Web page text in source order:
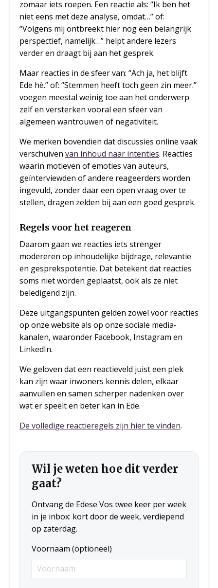
zomaar iets roepen. Een reactie als: “Ik ben het
niet eens met deze analyse, omdat…” of:
“Volgens mij ontbreekt hier nog een belangrijk
perspectief, namelijk…” helpt andere lezers
verder en draagt bij aan het gesprek.
Maar reacties in de sfeer van: “Ach ja, het blijft
Ede hè.” of: “Stemmen heeft toch geen zin meer.”
voegen meestal weinig toe aan het onderwerp
zelf en versterken vooral een sfeer van
algemeen wantrouwen of negativiteit.
We merken bovendien dat discussies online vaak
verschuiven van inhoud naar intenties. Reacties
waarin motieven of emoties van auteurs,
geïnterviewden of andere reageerders worden
ingevuld, zonder daar een open vraag over te
stellen, dragen zelden bij aan een goed gesprek.
Regels voor het reageren
Daarom gaan we reacties iets strenger
modereren op inhoudelijke bijdrage, relevantie
en gesprekspotentie. Dat betekent dat reacties
soms niet worden geplaatst, ook als ze niet
beledigend zijn.
Deze uitgangspunten gelden zowel voor reacties
op onze website als op onze sociale media-
kanalen, waaronder Facebook, Instagram en
LinkedIn.
We geloven dat een reactieveld juist een plek
kan zijn waar inwoners kennis delen, elkaar
aanvullen en samen scherper nadenken over
wat er speelt en beter kan in Ede.
De volledige reactieregels zijn hier te vinden.
Wil je weten hoe dit verder
gaat?
Ontvang de Edese Vos twee keer per week
in je inbox: kort door de week, verdiepend
op zaterdag.
Voornaam (optioneel)